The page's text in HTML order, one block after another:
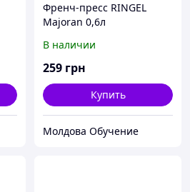
Френч-пресс RINGEL
Majoran 0,6л
7312-600)
В наличии
259 грн
Купить
Молдова Обучение